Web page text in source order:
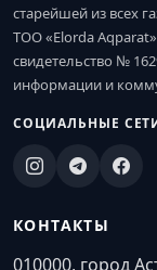
старейшей из всех
ТОО «Elorda
свидетельство №
информации и
СОЦИАЛЬНЫЕ
КОНТАКТЫ
010000, город